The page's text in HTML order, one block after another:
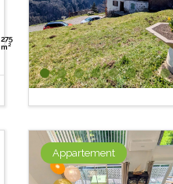
275
m²
Appartement